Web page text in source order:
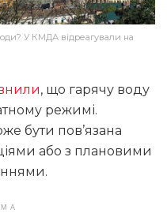
У КМДА відреагували на
, що гарячу воду
режимі.
бути пов’язана
або з плановими